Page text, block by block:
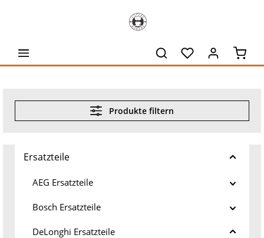
Produkte filtern
Ersatzteile
AEG Ersatzteile
Bosch Ersatzteile
DeLonghi Ersatzteile